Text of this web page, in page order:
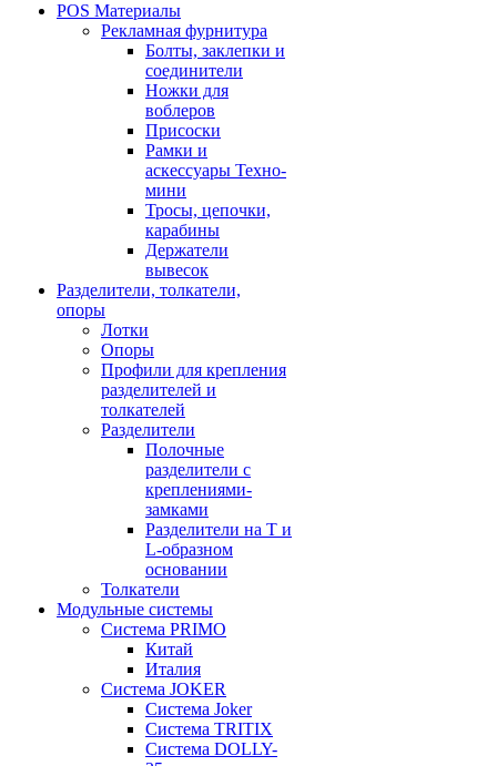
POS Материалы
Рекламная фурнитура
Болты, заклепки и
соединители
Ножки для
воблеров
Присоски
Рамки и
аскессуары Техно-
мини
Тросы, цепочки,
карабины
Держатели
вывесок
Разделители, толкатели,
опоры
Лотки
Опоры
Профили для крепления
разделителей и
толкателей
Разделители
Полочные
разделители с
креплениями-
замками
Разделители на Т и
L-образном
основании
Толкатели
Модульные системы
Система PRIMO
Китай
Италия
Система JOKER
Система Joker
Система TRITIX
Система DOLLY-